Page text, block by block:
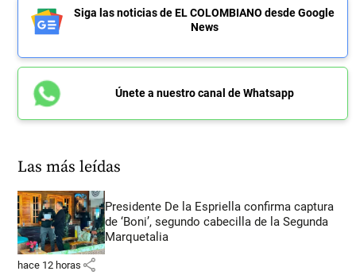
Siga las noticias de EL COLOMBIANO desde Google
News
Únete a nuestro canal de Whatsapp
Las más leídas
Presidente De la Espriella confirma captura
de ‘Boni’, segundo cabecilla de la Segunda
Marquetalia
hace 12 horas share